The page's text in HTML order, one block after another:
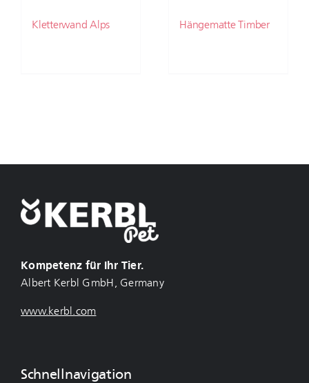
Kletterwand Alps Hängematte Timber
Kompetenz für Ihr Tier.
Albert Kerbl GmbH, Germany
www.kerbl.com
Schnellnavigation